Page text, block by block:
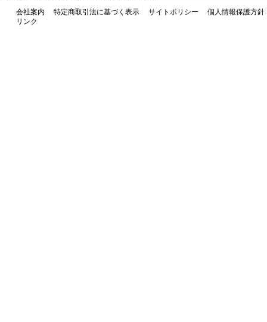
会社案内 特定商取引法に基づく表示 サイトポリシー
個人情報保護方針
リンク